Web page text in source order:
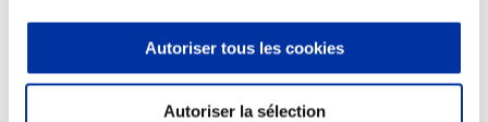
Autoriser tous les cookies
Autoriser la sélection
Juste rémunération et attractivité des métiers
Info-veille scientifique
Accords